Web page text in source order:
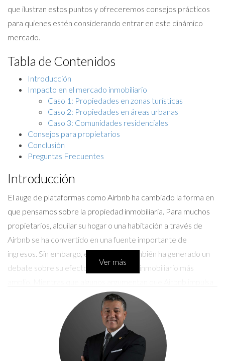
que ilustran estos puntos y ofreceremos consejos prácticos
para quienes estén considerando entrar en este dinámico
mercado.
Tabla de Contenidos
Introducción
Impacto en el mercado inmobiliario
Caso 1: Propiedades en zonas turísticas
Caso 2: Propiedades en áreas urbanas
Caso 3: Comunidades residenciales
Consejos para propietarios
Conclusión
Preguntas Frecuentes
Introducción
El auge de plataformas como Airbnb ha cambiado la forma en
que pensamos sobre la propiedad inmobiliaria. Para muchos
propietarios, alquilar su hogar o una habitación a través de
Airbnb se ha convertido en una fuente importante de
ingresos. Sin embargo, este modelo también ha generado un
debate sobre su efecto en el mercado inmobiliario más
la economía local y permite a los propietarios obtener
beneficios significativos, otros sostienen que contribuye a la
escasez de viviendas asequibles y altera el tejido social de las
comunidades. En este artículo, exploraremos estas dinámicas
complejas y presentaremos casos concretos que ilustran
Ver más